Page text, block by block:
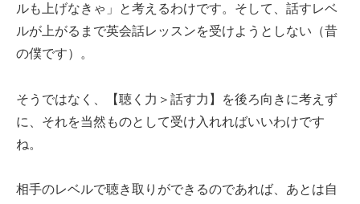
ルも上げなきゃ」と考えるわけです。そして、話すレベ
ルが上がるまで英会話レッスンを受けようとしない（昔
の僕です）。
そうではなく、【聴く力＞話す力】を後ろ向きに考えず
に、それを当然ものとして受け入れればいいわけです
ね。
相手のレベルで聴き取りができるのであれば、あとは自